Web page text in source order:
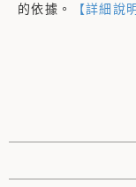
的依據。
【詳細說